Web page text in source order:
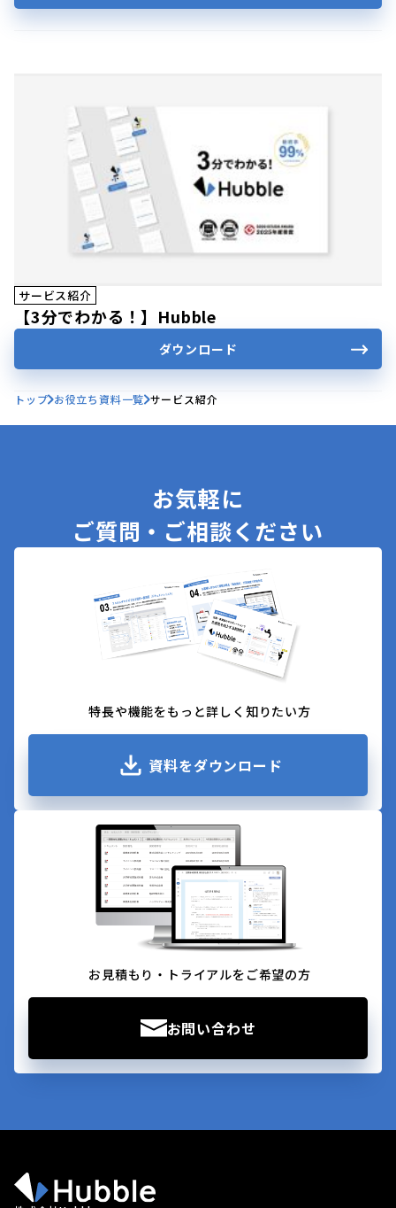
サービス紹介
【3分でわかる！】Hubble
ダウンロード
トップ お役立ち資料一覧 サービス紹介
お気軽に
ご質問・ご相談ください
特長や機能をもっと詳しく知りたい方
資料をダウンロード
お見積もり・トライアルをご希望の方
お問い合わせ